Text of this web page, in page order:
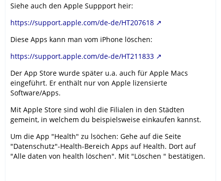
Siehe auch den Apple Suppport heir:
https://support.apple.com/de-de/HT207618
Diese Apps kann man vom iPhone löschen:
https://support.apple.com/de-de/HT211833
Der App Store wurde später u.a. auch für Apple Macs
eingeführt. Er enthält nur von Apple lizensierte
Software/Apps.
Mit Apple Store sind wohl die Filialen in den Städten
gemeint, in welchem du beispielsweise einkaufen kannst.
Um die App "Health" zu lsöchen: Gehe auf die Seite
"Datenschutz"-Health-Bereich Apps auf Health. Dort auf
"Alle daten von health löschen". Mit "Löschen " bestätigen.